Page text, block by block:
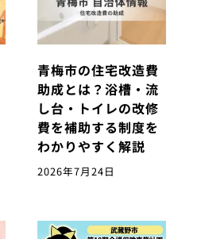
青梅市の住宅改造費
助成とは？浴槽・流
し台・トイレの改修
費を補助する制度を
わかりやすく解説
2026年7月24日